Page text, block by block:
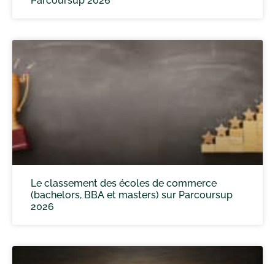
Le classement des écoles de commerce
(bachelors, BBA et masters) sur Parcoursup
2026